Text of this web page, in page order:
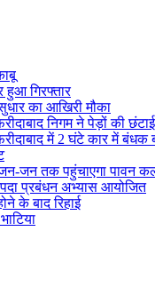
हुआ गिरफ्तार
का आखिरी मौका
निगम ने पेड़ों की
में 2 घंटे कार में बंधक
जन तक पहुंचाएगा पावन
प्रबंधन अभ्यास आयोजित
के बाद रिहाई